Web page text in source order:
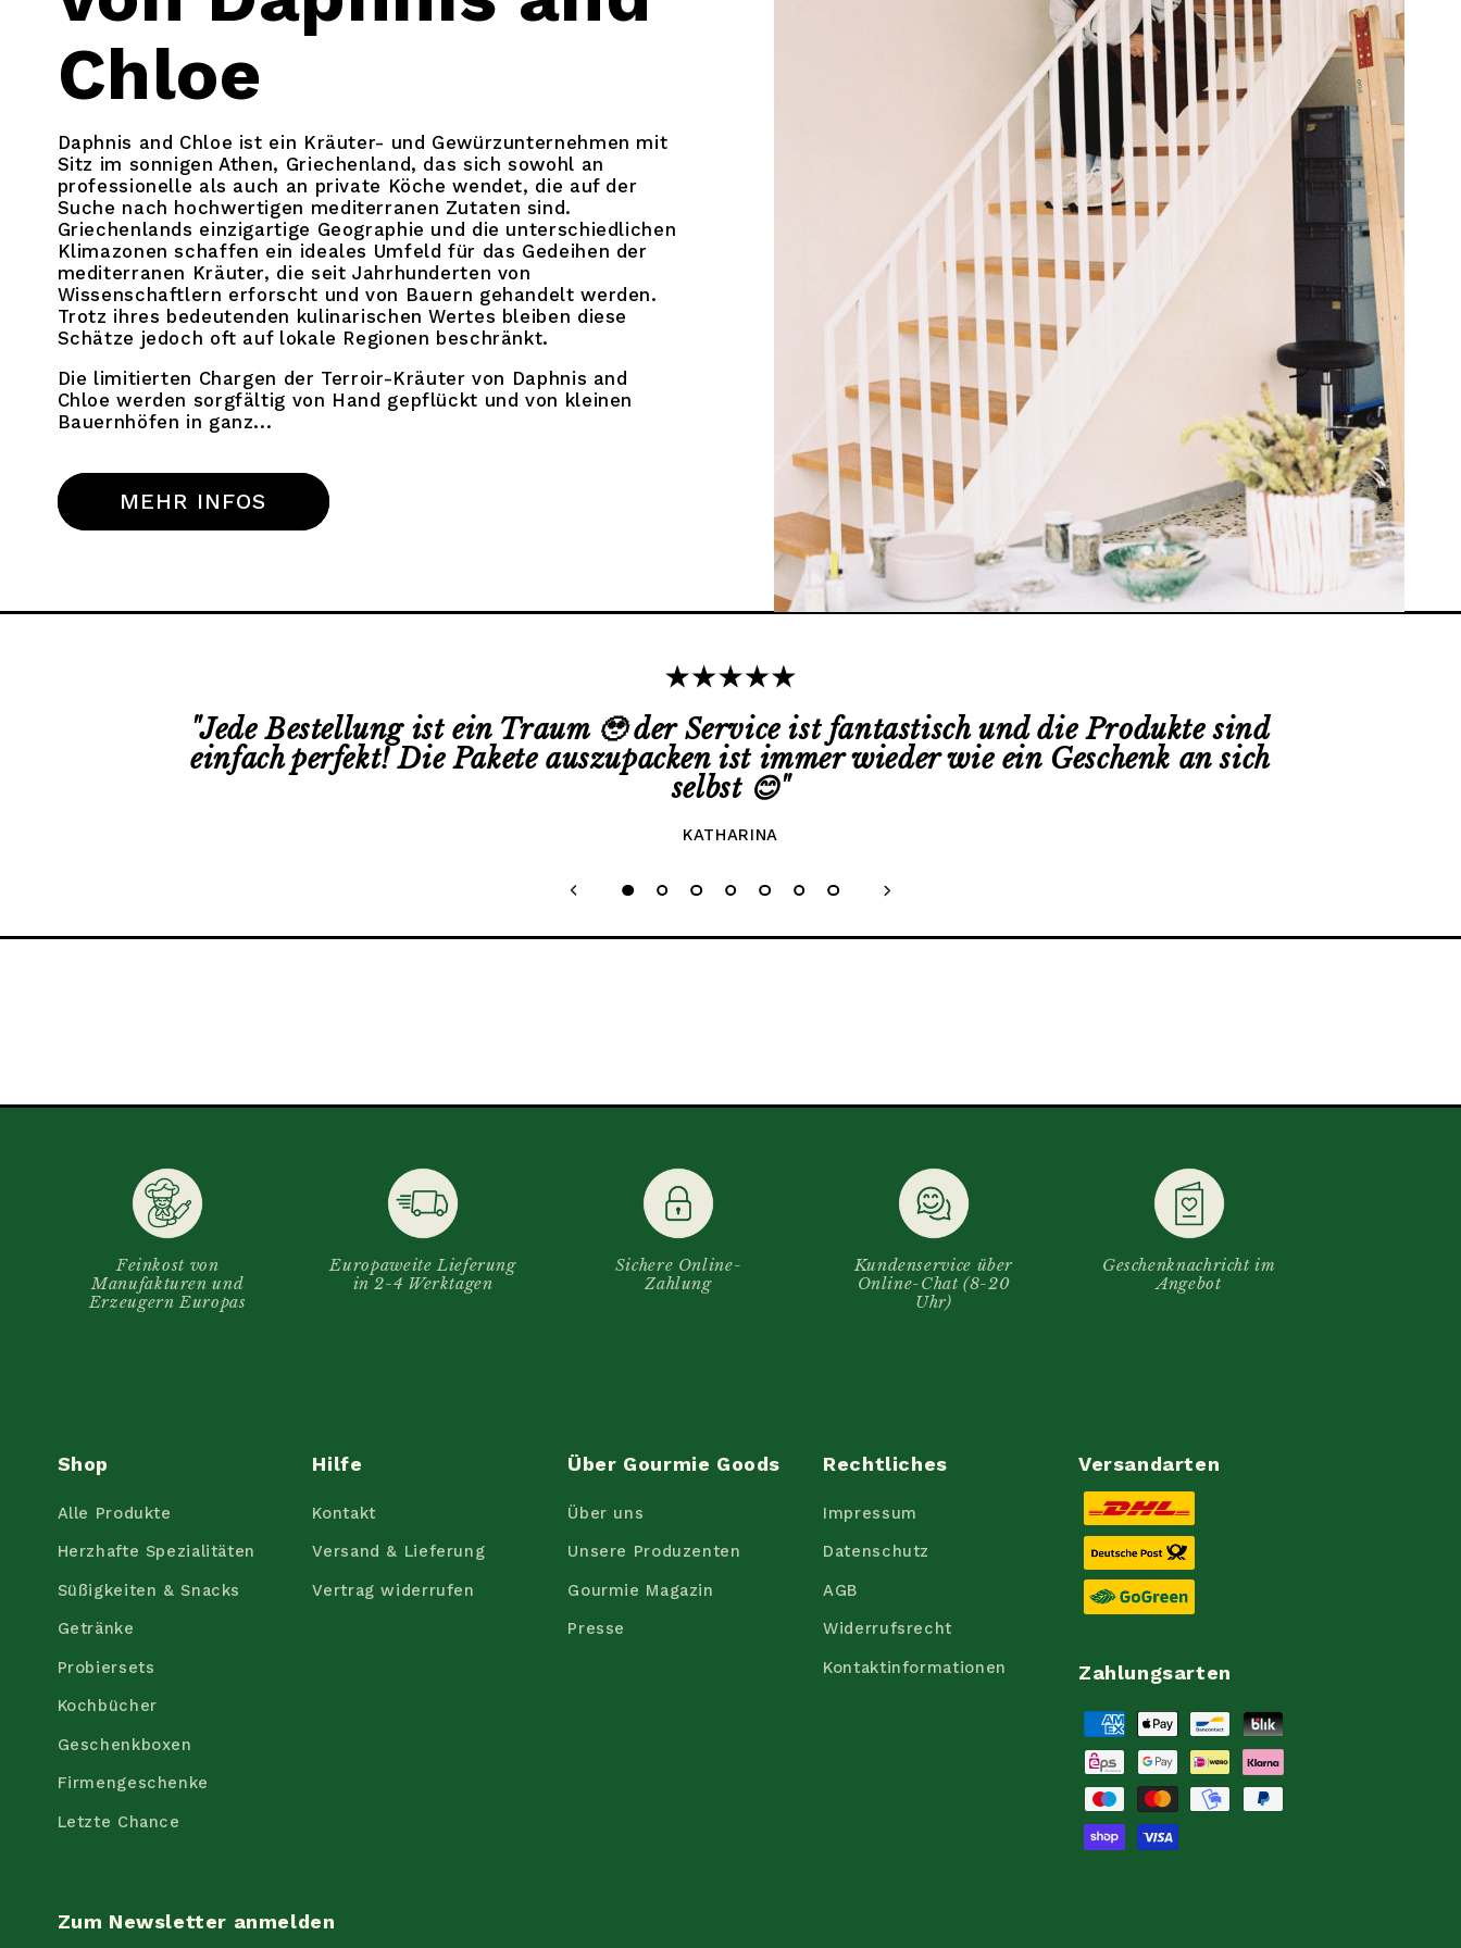
Chloe
Daphnis and Chloe ist ein Kräuter- und Gewürzunternehmen mit
Sitz im sonnigen Athen, Griechenland, das sich sowohl an
professionelle als auch an private Köche wendet, die auf der
Suche nach hochwertigen mediterranen Zutaten sind.
Griechenlands einzigartige Geographie und die unterschiedlichen
Klimazonen schaffen ein ideales Umfeld für das Gedeihen der
mediterranen Kräuter, die seit Jahrhunderten von
Wissenschaftlern erforscht und von Bauern gehandelt werden.
Trotz ihres bedeutenden kulinarischen Wertes bleiben diese
Schätze jedoch oft auf lokale Regionen beschränkt.
Die limitierten Chargen der Terroir-Kräuter von Daphnis and
Chloe werden sorgfältig von Hand gepflückt und von kleinen
Bauernhöfen in ganz...
MEHR INFOS
"Jede Bestellung ist ein Traum 🥹 der Service ist fantastisch und die Produkte sind
einfach perfekt! Die Pakete auszupacken ist immer wieder wie ein Geschenk an sich
selbst 😊"
KATHARINA
Feinkost von
Manufakturen und
Erzeugern Europas
Europaweite Lieferung
in 2-4 Werktagen
Sichere Online-
Zahlung
Kundenservice über
Online-Chat (8-20
Uhr)
Geschenknachricht im
Angebot
Shop
Alle Produkte
Herzhafte Spezialitäten
Süßigkeiten & Snacks
Getränke
Probiersets
Kochbücher
Geschenkboxen
Firmengeschenke
Letzte Chance
Hilfe
Kontakt
Versand & Lieferung
Vertrag widerrufen
Über Gourmie Goods
Über uns
Unsere Produzenten
Gourmie Magazin
Presse
Rechtliches
Impressum
Datenschutz
AGB
Widerrufsrecht
Kontaktinformationen
Versandarten
Zahlungsarten
Zahlungsmethoden
Zum Newsletter anmelden